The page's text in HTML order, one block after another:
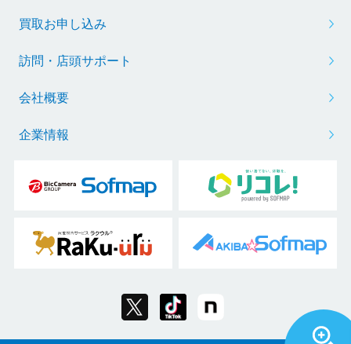
買取お申し込み
訪問・店頭サポート
会社概要
企業情報